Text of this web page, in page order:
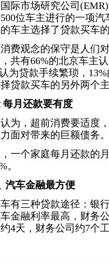
市场研究公司(EMR)
位车主进行的一项
车主选择了贷款买车
观念的保守是人们对
共有66%的北京车主
为贷款手续繁琐，
贷款买车的另外两个
月还款要有度
，超前消费要适度，
面对带来的巨额债务
个家庭每月还款的月
。
车金融最方便
三种贷款途径：银行
金融利率最高，财务
4天，财务公司约7个